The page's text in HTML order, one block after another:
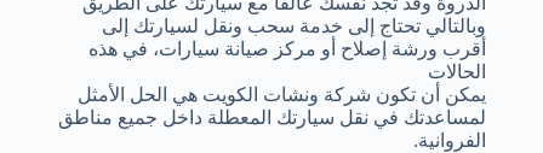
وبالتالي تحتاج إلى خدمة سحب ونقل لسيارتك إلى
أقرب ورشة إصلاح أو مركز صيانة سيارات، في هذه
الحالات
يمكن أن تكون شركة ونشات الكويت هي الحل الأمثل
لمساعدتك في نقل سيارتك المعطلة داخل جميع مناطق
الفروانية.